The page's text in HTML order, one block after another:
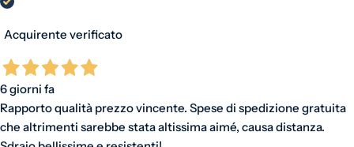
Acquirente verificato
6 giorni fa
Rapporto qualità prezzo vincente. Spese di spedizione gratuita
che altrimenti sarebbe stata altissima aimé, causa distanza.